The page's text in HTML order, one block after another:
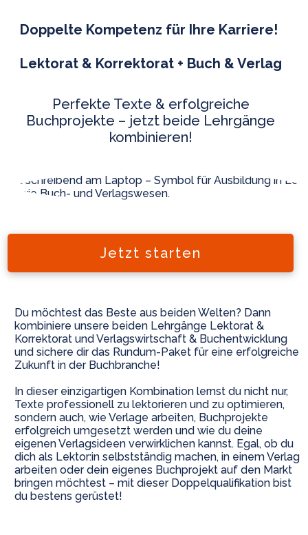
Doppelte Kompetenz für Ihre Karriere!
Lektorat & Korrektorat + Buch & Verlag
Perfekte Texte & erfolgreiche
Buchprojekte – jetzt beide Lehrgänge
kombinieren!
Jetzt starten
Du möchtest das Beste aus beiden Welten? Dann
kombiniere unsere beiden Lehrgänge Lektorat &
Korrektorat und Verlagswirtschaft & Buchentwicklung
und sichere dir das Rundum-Paket für eine erfolgreiche
Zukunft in der Buchbranche!
In dieser einzigartigen Kombination lernst du nicht nur,
Texte professionell zu lektorieren und zu optimieren,
sondern auch, wie Verlage arbeiten, Buchprojekte
erfolgreich umgesetzt werden und wie du deine
eigenen Verlagsideen verwirklichen kannst. Egal, ob du
dich als Lektor:in selbstständig machen, in einem Verlag
arbeiten oder dein eigenes Buchprojekt auf den Markt
bringen möchtest – mit dieser Doppelqualifikation bist
du bestens gerüstet!